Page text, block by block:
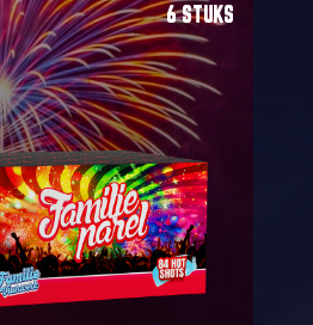
6 STUKS